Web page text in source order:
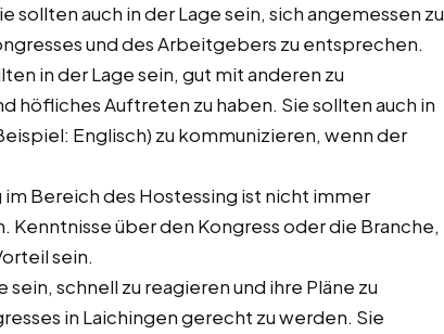
auch in der Lage sein, sich angemessen zu
und des Arbeitgebers zu entsprechen.
in der Lage sein, gut mit anderen zu
höfliches Auftreten zu haben. Sie sollten auch in
Englisch) zu kommunizieren, wenn der
im Bereich des Hostessing ist nicht immer
Kenntnisse über den Kongress oder die Branche,
sein.
sein, schnell zu reagieren und ihre Pläne zu
in Laichingen gerecht zu werden. Sie